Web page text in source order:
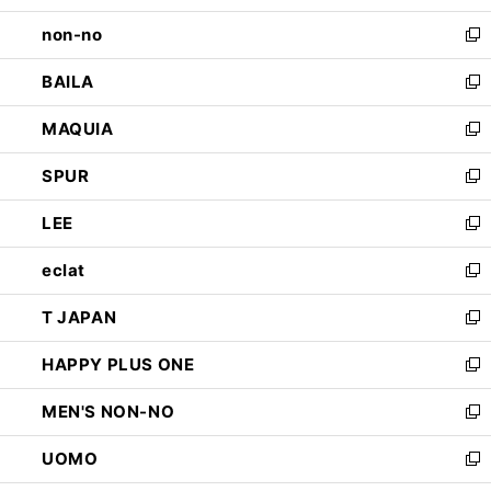
開
く
ウ
で
開
く
し
い
ウ
ィ
ン
ド
ウ
で
開
く
non-no
新
し
い
ウ
ィ
ン
ド
ウ
で
開
く
BAILA
新
し
い
ウ
ィ
ン
ド
ウ
で
開
く
MAQUIA
新
し
い
ウ
ィ
ン
ド
ウ
で
開
く
SPUR
新
し
い
ウ
ィ
ン
ド
ウ
で
開
く
LEE
新
し
い
ウ
ィ
ン
ド
ウ
で
開
く
eclat
新
し
い
ウ
ィ
ン
ド
ウ
で
開
T JAPAN
新
し
い
ウ
ィ
ン
ド
ウ
HAPPY PLUS ONE
新
し
い
ウ
ィ
ン
MEN'S NON-NO
新
し
い
ウ
UOMO
新
し